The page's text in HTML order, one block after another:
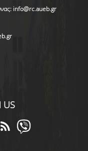
info@rc.aueb.gr
US